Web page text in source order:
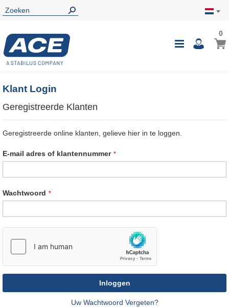
Toggle
00
Klant Login
Geregistreerde Klanten
Geregistreerde online klanten, gelieve hier in te loggen.
E-mail adres of klantennummer
Wachtwoord
Inloggen
Uw Wachtwoord Vergeten?